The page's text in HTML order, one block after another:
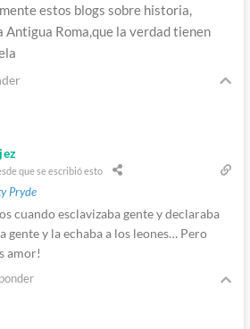
estos blogs sobre historia,
Antigua Roma,que la verdad tienen
que se escribió esto
Pryde
cuando esclavizaba gente y declaraba
gente y la echaba a los leones… Pero
amor!